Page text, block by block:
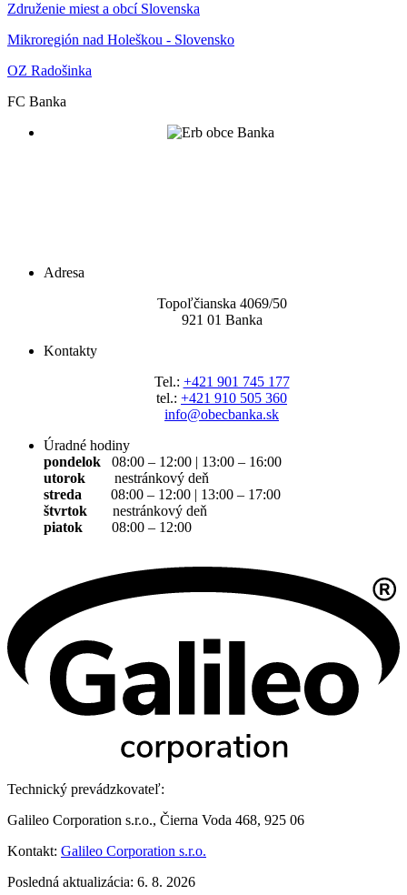
Združenie miest a obcí Slovenska
Mikroregión nad Holeškou - Slovensko
OZ Radošinka
FC Banka
Adresa
Topoľčianska 4069/50
921 01 Banka
Kontakty
Tel.: +421 901 745 177
tel.: +421 910 505 360
info@obecbanka.sk
Úradné hodiny
pondelok
08:00 – 12:00 | 13:00 – 16:00
utorok nestránkový deň
streda 08:00 – 12:00 | 13:00 – 17:00
štvrtok nestránkový deň
piatok 08:00 – 12:00
Technický prevádzkovateľ:
Galileo Corporation s.r.o., Čierna Voda 468, 925 06
Kontakt: Galileo Corporation s.r.o.
Posledná aktualizácia: 6. 8. 2026